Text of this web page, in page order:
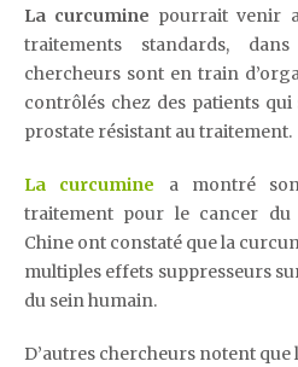
La curcumine pourrait venir
traitements standards,
chercheurs sont en train
contrôlés chez des patients
prostate résistant au traitement.
La curcumine a montré
traitement pour le cancer du
Chine ont constaté que la
multiples effets suppresseurs
du sein humain.
D’autres chercheurs notent que